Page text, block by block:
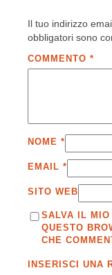
Il tuo indirizzo
obbligatori sono
COMMENTO *
NOME *
EMAIL *
SITO WEB
SALVA IL
QUESTO
CHE
INSERISCI UNA